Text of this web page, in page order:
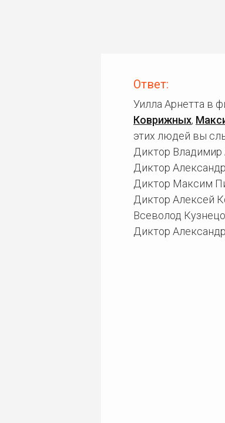
Ответ:
Уилла Арнетта в
Коврижных,
этих людей вы
Диктор Владимир
Диктор
Диктор Максим
Диктор Алексей
Всеволод
Диктор